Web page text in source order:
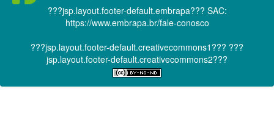
???jsp.layout.footer-default.embrapa??? SAC:
https://www.embrapa.br/fale-conosco
???jsp.layout.footer-default.creativecommons1??? ???
jsp.layout.footer-default.creativecommons2???